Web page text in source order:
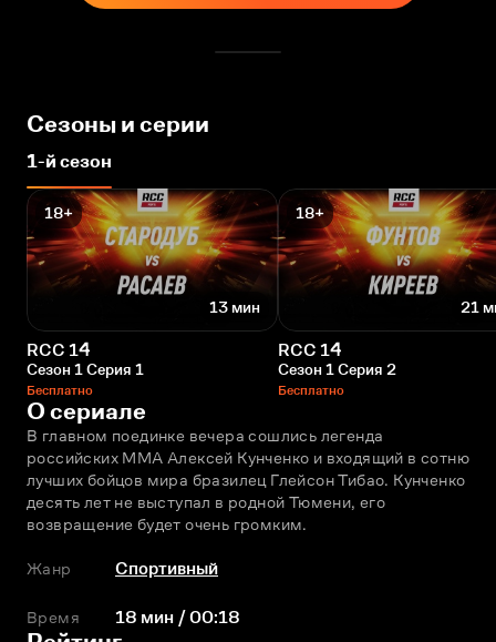
Сезоны и серии
1-й сезон
18+
13 мин
RCC 14
Сезон 1 Серия 1
Бесплатно
18+
21
RCC 14
Сезон 1 Серия 2
Бесплатно
О сериале
В главном поединке вечера сошлись легенда
российских ММА Алексей Кунченко и входящий в сотню
лучших бойцов мира бразилец Глейсон Тибао. Кунченко
десять лет не выступал в родной Тюмени, его
возвращение будет очень громким.
Жанр Спортивный
Время 18 мин / 00:18